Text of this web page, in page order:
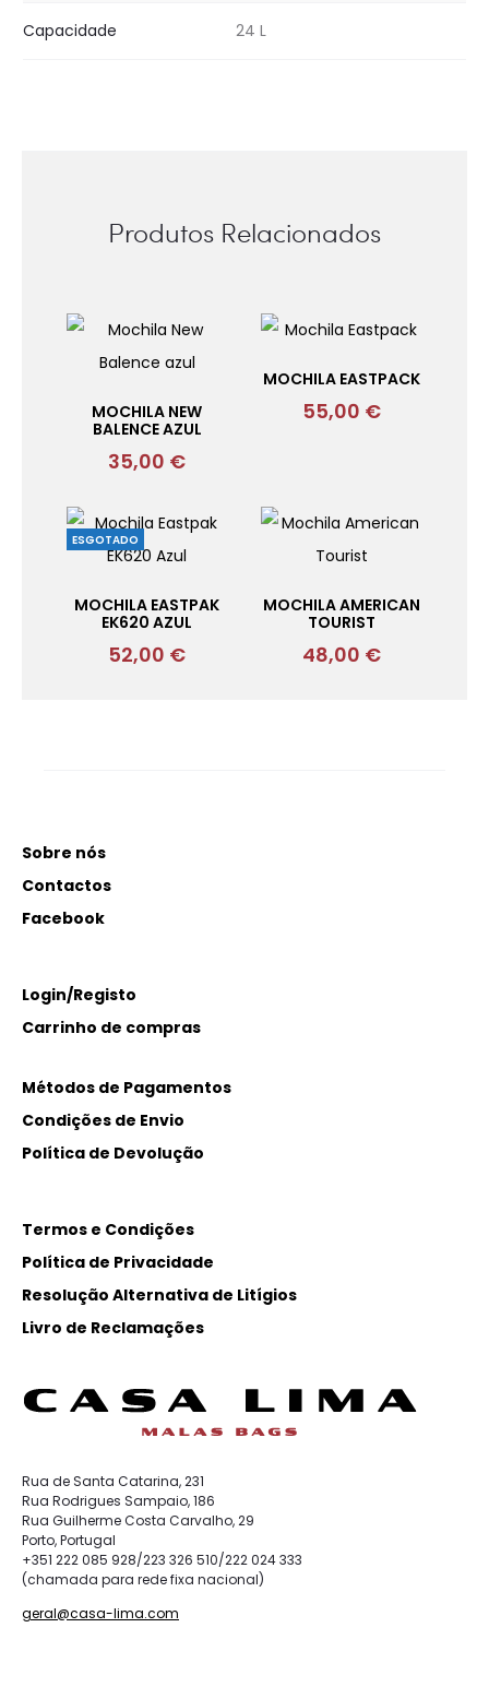
Capacidade 24 L
Produtos Relacionados
MOCHILA NEW
BALENCE AZUL
35,00 €
MOCHILA EASTPACK
55,00 €
ESGOTADO
MOCHILA EASTPAK
EK620 AZUL
52,00 €
MOCHILA AMERICAN
TOURIST
48,00 €
Sobre nós
Contactos
Facebook
Login/Registo
Carrinho de compras
Métodos de Pagamentos
Condições de Envio
Política de Devolução
Termos e Condições
Política de Privacidade
Resolução Alternativa de Litígios
Livro de Reclamações
Rua de Santa Catarina, 231
Rua Rodrigues Sampaio, 186
Rua Guilherme Costa Carvalho, 29
Porto, Portugal
+351 222 085 928/223 326 510/222 024 333
(chamada para rede fixa nacional)
geral@casa-lima.com